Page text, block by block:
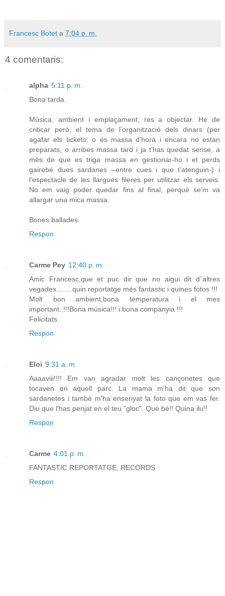
Francesc Botet a 7:04 p. m.
4 comentaris:
alpha 5:11 p. m.
Bona tarda.
Música, ambient i emplaçament, res a objectar. He de
criticar però, el tema de l’organització dels dinars (per
agafar els tickets: o és massa d’hora i encara no estan
preparats, o arribes massa tard i ja t’has quedat sense, a
més de que es triga massa en gestionar-ho i et perds
gairebé dues sardanes –entre cues i que t’atenguin-) i
l’espectacle de les llargues fileres per utilitzar els serveis.
No em vaig poder quedar fins al final, perquè se’m va
allargar una mica massa.
Bones ballades.
Respon
Carme Pey 12:40 p. m.
Amic Francesc,que et puc dir que no aigui dit d´altres
vegades........quin reportatge més fantastic i quines fotos !!!
Molt bon ambient,bona temperatura i el mes
important..!!!Bona música!!! i bona companyia !!!
Felicitats.
Respon
Eloi 9:31 a. m.
Aaaaviii!!!! Em van agradar molt les cançonetes que
tocaven en aquell parc. La mama m'ha dit que son
sardanetes i també m'ha ensenyat la foto que em vas fer.
Diu que l'has penjat en el teu "gloc". Què bé!! Quina ilu!!
Respon
Carme 4:01 p. m.
FANTASTIC REPORTATGE, RECORDS
Respon